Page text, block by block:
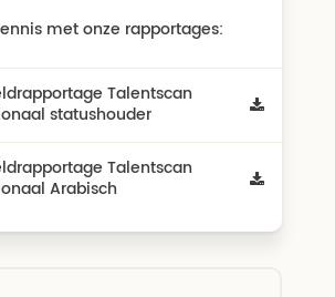
met onze rapportages:
Talentscan
statushouder
Talentscan
Arabisch